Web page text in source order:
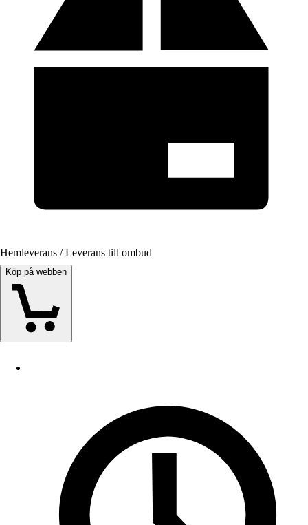
Hemleverans / Leverans till ombud
Köp på webben